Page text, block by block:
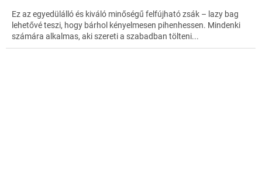
Ez az egyedülálló és kiváló minőségű felfújható zsák – lazy bag
lehetővé teszi, hogy bárhol kényelmesen pihenhessen. Mindenki
számára alkalmas, aki szereti a szabadban tölteni...